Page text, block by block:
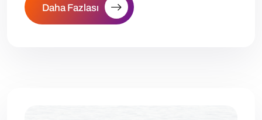
Daha Fazlası